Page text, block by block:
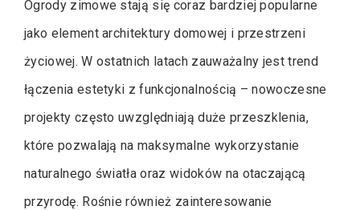
Ogrody zimowe stają się coraz bardziej popularne
jako element architektury domowej i przestrzeni
życiowej. W ostatnich latach zauważalny jest trend
łączenia estetyki z funkcjonalnością – nowoczesne
projekty często uwzględniają duże przeszklenia,
które pozwalają na maksymalne wykorzystanie
naturalnego światła oraz widoków na otaczającą
przyrodę. Rośnie również zainteresowanie